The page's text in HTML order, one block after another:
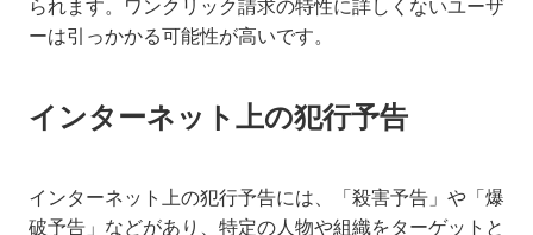
られます。ワンクリック請求の特性に詳しくないユーザ
ーは引っかかる可能性が高いです。
インターネット上の犯行予告
インターネット上の犯行予告には、「殺害予告」や「爆
破予告」などがあり、特定の人物や組織をターゲットと